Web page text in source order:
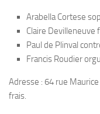
Arabella Cortese
Claire Devilleneuve
Paul de Plinval
Francis Roudier
Adresse : 64 rue
frais.